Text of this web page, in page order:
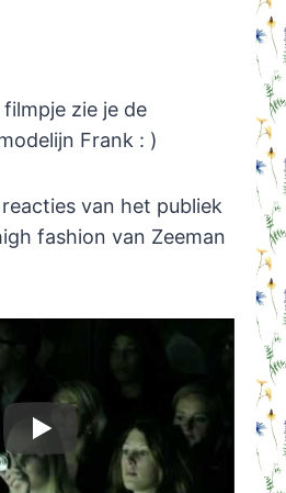
zie je de
Frank : )
van het publiek
fashion van Zeeman